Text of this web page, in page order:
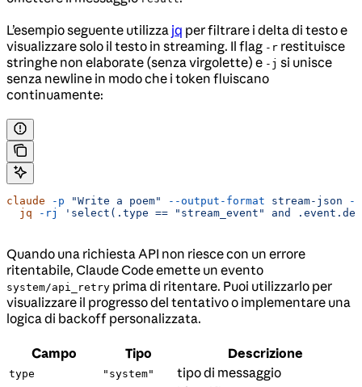
L’esempio seguente utilizza jq per filtrare i delta di testo e
visualizzare solo il testo in streaming. Il flag -r restituisce
stringhe non elaborate (senza virgolette) e -j si unisce
senza newline in modo che i token fluiscano
continuamente:
claude -p "Write a poem" --output-format stream-json --
  jq
-rj 'select(.type == "stream_event" and
Quando una richiesta API non riesce con un errore
ritentabile, Claude Code emette un evento
system/api_retry prima di ritentare. Puoi utilizzarlo per
visualizzare il progresso del tentativo o implementare una
logica di backoff personalizzata.
Campo Tipo Descrizione
type "system" tipo di messaggio